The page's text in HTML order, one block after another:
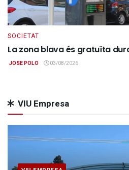
SOCIETAT
La zona blava és gratuïta
JOSE POLO 03/08/2026
VIU Empresa